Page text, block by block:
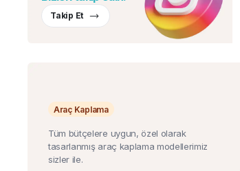
Takip Et
Araç Kaplama
Tüm bütçelere uygun, özel olarak
tasarlanmış araç kaplama modellerimiz
sizler ile.